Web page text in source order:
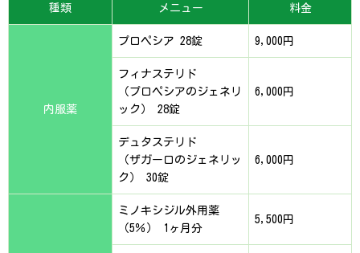
種類 メニュー 料金
内服薬
プロペシア 28錠 9,000円
フィナステリド
（プロペシアのジェネリ
ック） 28錠
6,000円
デュタステリド
（ザガーロのジェネリッ
ク） 30錠
6,000円
ミノキシジル外用薬
（5％） 1ヶ月分
5,500円